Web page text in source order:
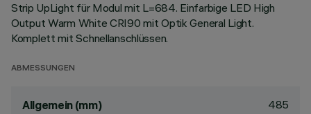
Strip UpLight für Modul mit L=684. Einfarbige LED High
Output Warm White CRI90 mit Optik General Light.
Komplett mit Schnellanschlüssen.
ABMESSUNGEN
Allgemein (mm) 485